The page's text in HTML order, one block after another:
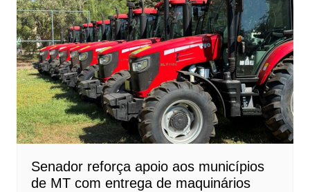
Senador reforça apoio aos municípios
de MT com entrega de maquinários